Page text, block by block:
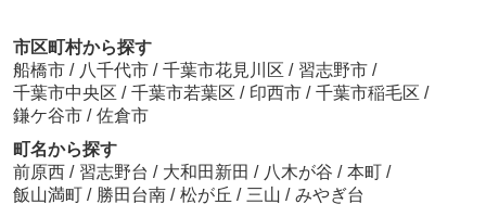
市区町村から探す
船橋市 / 八千代市 / 千葉市花見川区 / 習志野市 /
千葉市中央区 / 千葉市若葉区 / 印西市 / 千葉市稲毛区 /
鎌ケ谷市 / 佐倉市
町名から探す
前原西 / 習志野台 / 大和田新田 / 八木が谷 / 本町 /
飯山満町 / 勝田台南 / 松が丘 / 三山 / みやぎ台